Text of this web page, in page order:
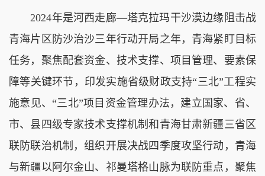
2024年是河西走廊—塔克拉玛干沙漠边缘阻击战
青海片区防沙治沙三年行动开局之年，青海紧盯目标
任务，聚焦配套资金、技术支撑、项目管理、要素保
障等关键环节，印发实施省级财政支持“三北”工程实
施意见、“三北”项目资金管理办法，建立国家、省、
市、县四级专家技术支撑机制和青海甘肃新疆三省区
联防联治机制，组织开展决战四季度攻坚行动，青海
与新疆以阿尔金山、祁曼塔格山脉为联防重点，聚焦